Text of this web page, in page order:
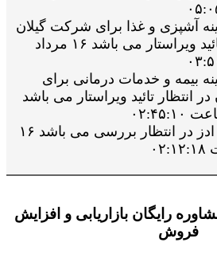
آشپزی و غذا برای شرکت گیلان
کشت در انتظار تائید ویراستار می باشد ۱۶ مرداد
بیمه و خدمات درمانی برای
انتظار تائید ویراستار می باشد
برای شرکت مدیا ادز در انتظار بررسی می باشد ۱۶
رایگان بازاریابی و افزایش
فروش